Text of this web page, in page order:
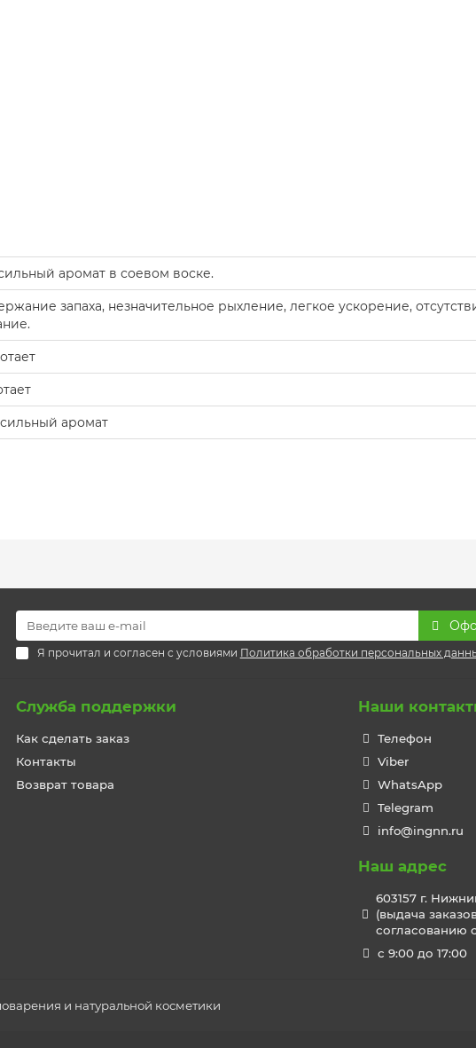
аромат в соевом воске.
запаха, незначительное рыхление, легкое ускорение,
аромат
Я прочитал и согласен с условиями Политика обработки персональных
Служба поддержки
Как сделать заказ
Контакты
Возврат товара
Наши
Телефон
Viber
WhatsApp
Telegram
info@ingnn.ru
Наш адрес
603157 г.
(выдача
согласованию
c 9:00 до 17:00
и натуральной косметики